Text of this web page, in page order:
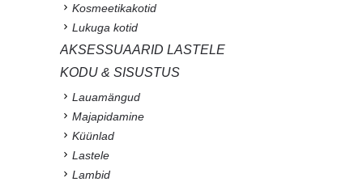
Kosmeetikakotid
Lukuga kotid
AKSESSUAARID LASTELE
KODU & SISUSTUS
Lauamängud
Majapidamine
Küünlad
Lastele
Lambid